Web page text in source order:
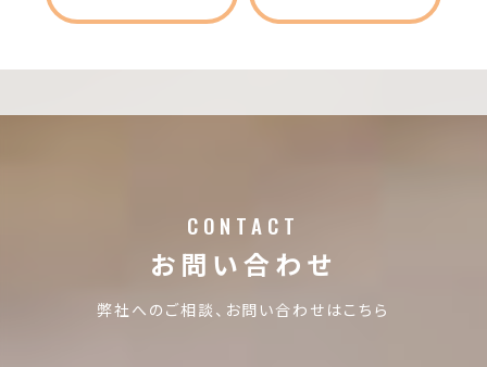
CONTACT
お問い合わせ
弊社へのご相談、お問い合わせはこちら